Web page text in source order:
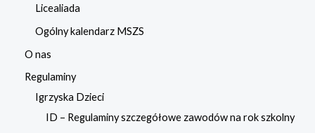
Licealiada
Ogólny kalendarz MSZS
O nas
Regulaminy
Igrzyska Dzieci
ID – Regulaminy szczegółowe zawodów na rok szkolny